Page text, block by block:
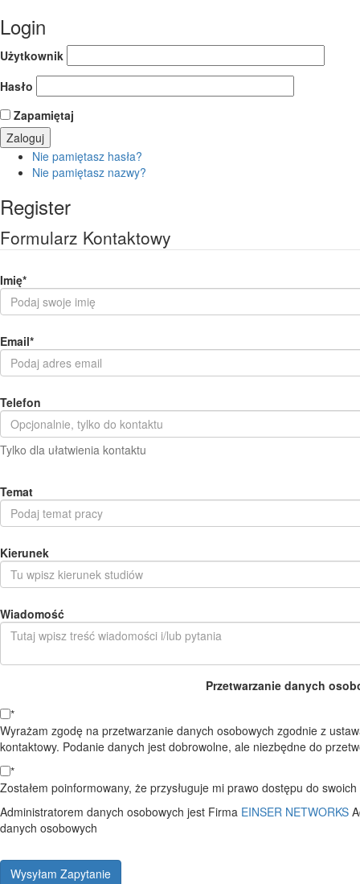
Login
Użytkownik
Hasło
Zapamiętaj
Nie pamiętasz hasła?
Nie pamiętasz nazwy?
Register
Formularz Kontaktowy
Imię*
Email*
Telefon
Tylko dla ułatwienia kontaktu
Temat
Kierunek
Wiadomość
Przetwarzanie danych
*
Wyrażam zgodę na przetwarzanie danych osobowych zgodnie z
kontaktowy. Podanie danych jest dobrowolne, ale niezbędne do
*
Zostałem poinformowany, że przysługuje mi prawo dostępu do
Administratorem danych osobowych jest Firma EINSER NETWORKS
danych osobowych
Wysyłam Zapytanie